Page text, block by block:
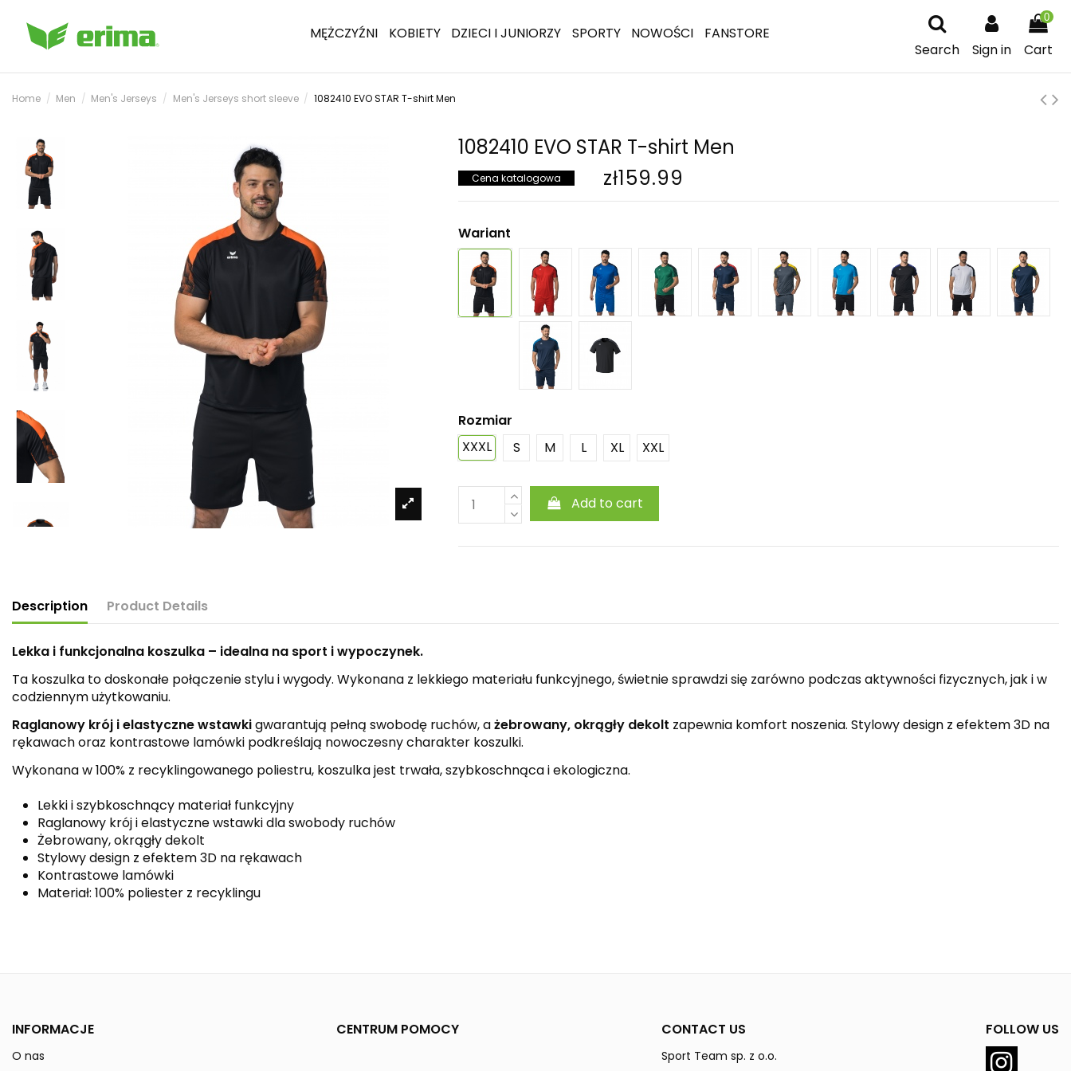
MĘŻCZYŹNI KOBIETY DZIECI I JUNIORZY SPORTY NOWOŚCI
FANSTORE
Search
Sign in
0
Cart
Home Men Men's Jerseys Men's Jerseys short sleeve 1082410 EVO STAR T-shirt Men
1082410 EVO STAR T-shirt Men
Cena katalogowa zł159.99
Wariant
Rozmiar
XXXL
S M L XL XXL
Add to cart
Description Product Details
Lekka i funkcjonalna koszulka – idealna na sport i wypoczynek.
Ta koszulka to doskonałe połączenie stylu i wygody. Wykonana z lekkiego materiału funkcyjnego, świetnie sprawdzi się zarówno podczas aktywności fizycznych, jak i w
codziennym użytkowaniu.
Raglanowy krój i elastyczne wstawkigwarantują pełną swobodę ruchów, ażebrowany, okrągły dekolt zapewnia komfort noszenia. Stylowy design z efektem 3D na
rękawach oraz kontrastowe lamówki podkreślają nowoczesny charakter koszulki.
Wykonana w 100% z recyklingowanego poliestru, koszulka jest trwała, szybkoschnąca i ekologiczna.
Lekki i szybkoschnący materiał funkcyjny
Raglanowy krój i elastyczne wstawki dla swobody ruchów
Żebrowany, okrągły dekolt
Stylowy design z efektem 3D na rękawach
Kontrastowe lamówki
Materiał: 100% poliester z recyklingu
Reference
INFORMACJE
O nas
CENTRUM POMOCY CONTACT US
Sport Team sp. z o.o.
FOLLOW US